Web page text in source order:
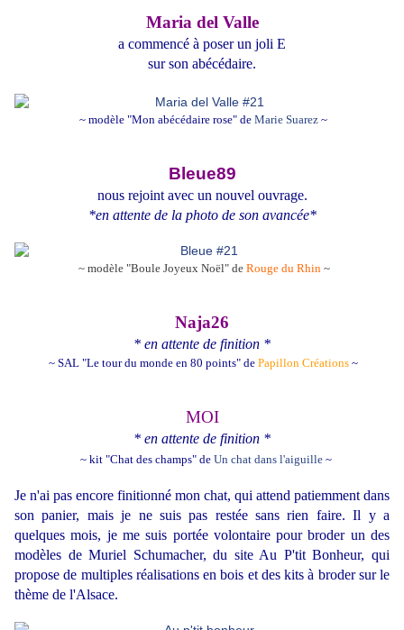
Maria del Valle
a commencé à poser un joli E
sur son abécédaire.
~ modèle "Mon abécédaire rose" de Marie Suarez ~
Bleue89
nous rejoint avec un nouvel ouvrage.
*en attente de la photo de son avancée*
~ modèle "Boule Joyeux Noël" de Rouge du Rhin~
Naja26
* en attente de finition *
~ SAL "Le tour du monde en 80 points" de Papillon Créations ~
MOI
* en attente de finition *
~ kit "Chat des champs" de Un chat dans l'aiguille~
Je n'ai pas encore finitionné mon chat, qui attend patiemment dans
son panier, mais je ne suis pas restée sans rien faire. Il y a
quelques mois, je me suis portée volontaire pour broder un des
modèles deMuriel Schumacher, du site Au P'tit Bonheur, qui
propose de multiples réalisations en bois et des kits à broder sur le
thème de l'Alsace.